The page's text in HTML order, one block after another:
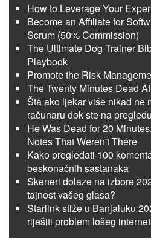
How to Leverage Your
Become an Affiliate for
Scrum (50% Commission)
The Ultimate Dog Trainer
Playbook
Promote the Risk
The Twenty Minutes Dead
Šta ako ljekar više nikad ne
računaru dok ste na
He Was Dead for 20
Notes That Weren't There
Kako pregledati 100
beskonačnih sastanaka
Skeneri dolaze na izbore
tajnost vašeg glasa?
Starlink stiže u Banjaluku
riješiti problem lošeg